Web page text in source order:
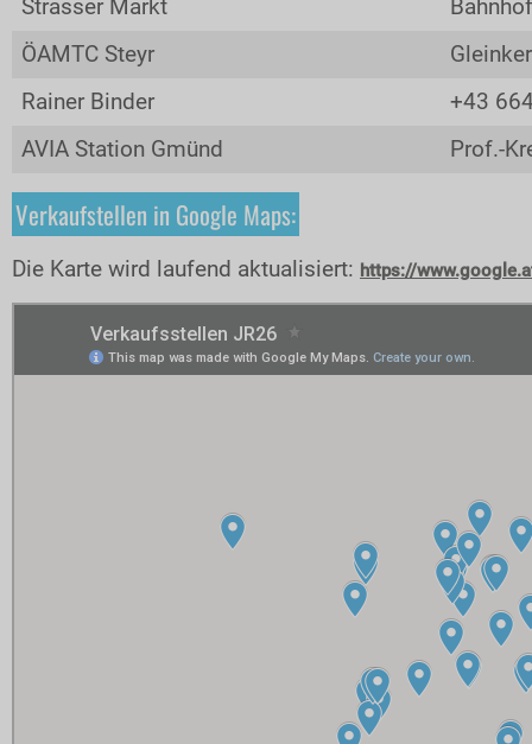
Strasser Markt
ÖAMTC Steyr
Rainer Binder
+43
AVIA Station Gmünd
Prof.-
Verkaufstellen in Google Maps:
Die Karte wird laufend aktualisiert: https://